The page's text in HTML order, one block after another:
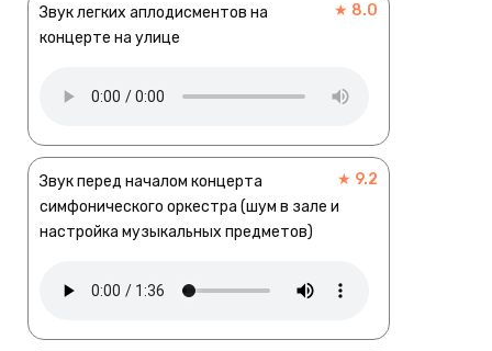
Звук легких аплодисментов на
концерте на улице
★ 8.0
Звук перед началом концерта
симфонического оркестра (шум в зале и
настройка музыкальных предметов)
★ 9.2